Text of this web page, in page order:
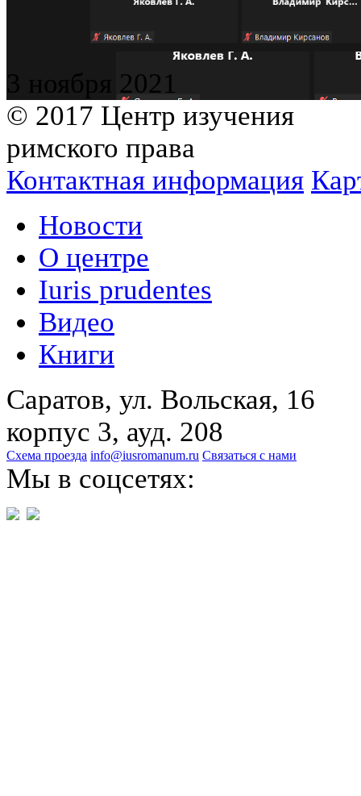
3 ноября 2021
© 2017 Центр изучения
римского права
Контактная информация
Новости
О центре
Iuris prudentes
Видео
Книги
Саратов, ул. Вольская, 16
корпус 3, ауд. 208
Схема проезда info@iusromanum.ru Связаться с нами
Мы в соцсетях: